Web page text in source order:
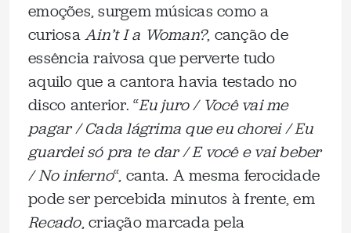
emoções, surgem músicas como a
curiosaAin’t I a Woman?, canção de
essência raivosa que perverte tudo
aquilo que a cantora havia testado no
disco anterior. “Eu juro / Você vai me
pagar / Cada lágrima que eu chorei / Eu
guardei só pra te dar / E você e vai beber
/ No inferno“, canta. A mesma ferocidade
pode ser percebida minutos à frente, em
Recado, criação marcada pela